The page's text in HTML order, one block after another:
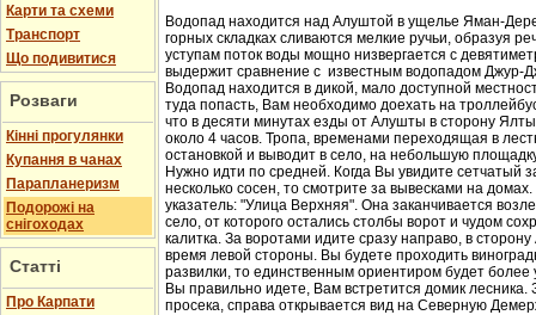
Карти та схеми
Транспорт
Що подивитися
Розваги
Кінні прогулянки
Купання в чанах
Парапланеризм
Подорожі на
снігоходах
Статті
Про Карпати
Водопад находится над Алуштой в ущелье Яман-
горных складках сливаются мелкие ручьи, образуя
уступам поток воды мощно низвергается с
выдержит сравнение с известным водопадом Джур-
Водопад находится в дикой, мало доступной
туда попасть, Вам необходимо доехать на
что в десяти минутах езды от Алушты в сторону
около 4 часов. Тропа, временами переходящая в
остановкой и выводит в село, на небольшую
Нужно идти по средней. Когда Вы увидите сетчатый
несколько сосен, то смотрите за вывесками на
указатель: "Улица Верхняя". Она заканчивается
село, от которого остались столбы ворот и чудом
калитка. За воротами идите сразу направо, в
время левой стороны. Вы будете проходить
развилки, то единственным ориентиром будет более
Вы правильно идете, Вам встретится домик лесника.
просека, справа открывается вид на Северную